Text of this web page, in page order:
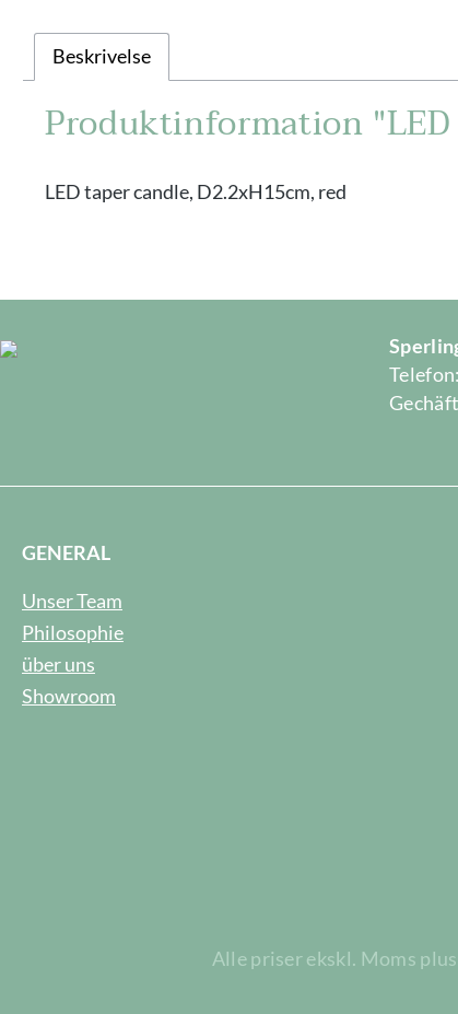
Beskrivelse
Produktinformation
LED taper candle, D2.2xH15cm, red
GENERAL
Unser Team
Philosophie
über uns
Showroom
Alle priser ekskl. Moms plus